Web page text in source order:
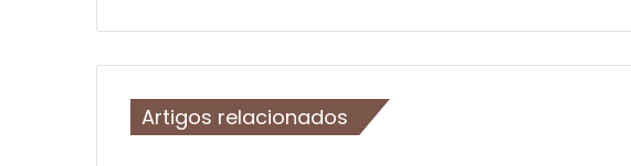
a
ú
r
Artigos relacionados